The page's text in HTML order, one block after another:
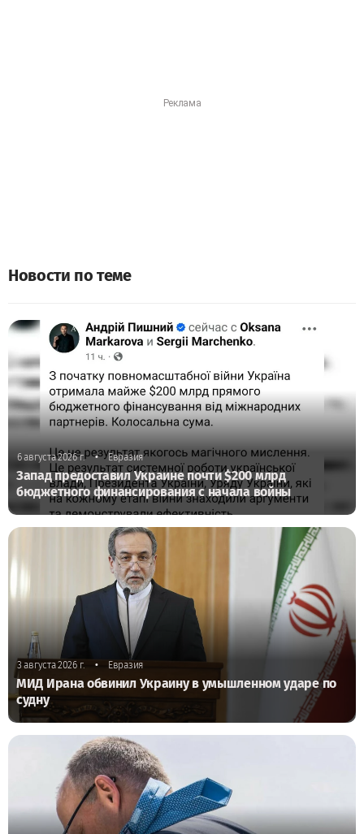
Новости по теме
6 августа 2026 г. • Евразия
Запад предоставил Украине почти $200 млрд
бюджетного финансирования с начала войны
3 августа 2026 г. • Евразия
МИД Ирана обвинил Украину в умышленном ударе по
судну